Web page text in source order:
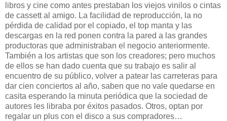
libros y cine como antes prestaban los viejos vinilos o cintas
de cassett al amigo. La facilidad de reproducción, la no
pérdida de calidad por el copiado, el top manta y las
descargas en la red ponen contra la pared a las grandes
productoras que administraban el negocio anteriormente.
También a los artistas que son los creadores; pero muchos
de ellos se han dado cuenta que su trabajo es salir al
encuentro de su público, volver a patear las carreteras para
dar cien conciertos al año, saben que no vale quedarse en
casita esperando la minuta periódica que la sociedad de
autores les libraba por éxitos pasados. Otros, optan por
regalar un plus con el disco a sus compradores…